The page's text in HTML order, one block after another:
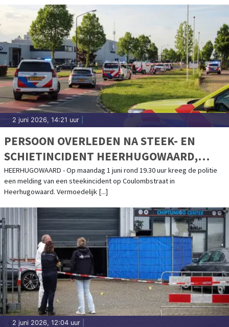
2 juni 2026, 14:21 uur
PERSOON OVERLEDEN NA STEEK- EN
SCHIETINCIDENT HEERHUGOWAARD,
TWEE PERSONEN GEWOND NAAR HET
ZIEKENHUIS
HEERHUGOWAARD - Op maandag 1 juni rond 19.30 uur kreeg de politie
een melding van een steekincident op Coulombstraat in
Heerhugowaard. Vermoedelijk [...]
2 juni 2026, 12:04 uur